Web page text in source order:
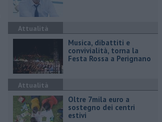
Attualità
Musica, dibattiti e
convivialità, torna la
Festa Rossa a Perignano
Attualità
Oltre 7mila euro a
sostegno dei centri
estivi